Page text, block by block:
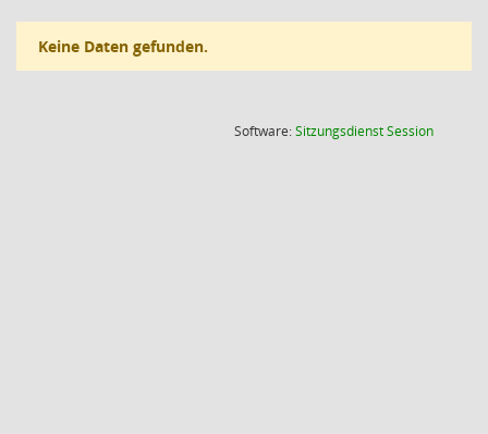
Keine Daten gefunden.
Software:SitzungsdienstSession(Wird in